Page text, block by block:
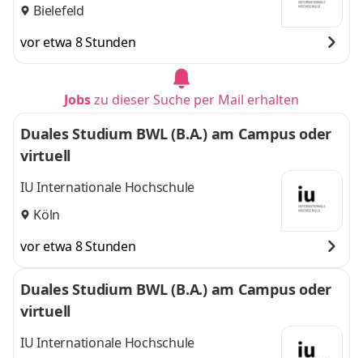
Bielefeld
vor etwa 8 Stunden
Jobszu dieser Suche per Mail erhalten
Duales Studium BWL (B.A.) am Campus oder
virtuell
IU Internationale Hochschule
Köln
vor etwa 8 Stunden
Duales Studium BWL (B.A.) am Campus oder
virtuell
IU Internationale Hochschule